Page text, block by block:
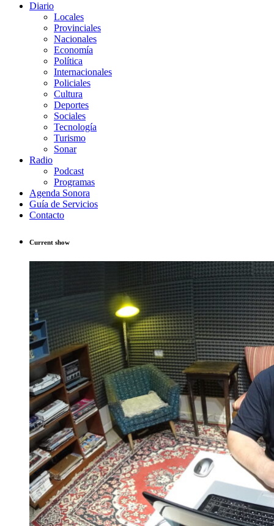
Diario
Locales
Provinciales
Nacionales
Economía
Política
Internacionales
Policiales
Cultura
Deportes
Sociales
Tecnología
Turismo
Sonar
Radio
Podcast
Programas
Agenda Sonora
Guía de Servicios
Contacto
Current show